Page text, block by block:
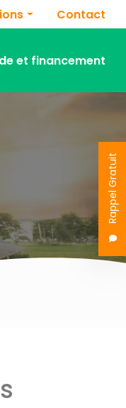
Contact
Rappel Gratuit
et financement